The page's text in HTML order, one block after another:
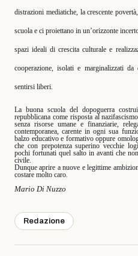
distrazioni mediatiche, la crescente
scuola e ci proiettano in un’orizzonte
spazi ideali di crescita culturale e
cooperazione, isolati e marginalizzati
sentirsi liberi.
La buona scuola del dopoguerra
repubblicana come risposta al
senza risorse umane e finanziarie,
contemporanea, carente in ogni sua
balzo educativo e formativo oppure
che con prepotenza superino vecchie
pochi fortunati quel salto in avanti che
civile.
Dunque aprire a nuove e legittime
costare molto caro.
Mario Di Nuzzo
Redazione